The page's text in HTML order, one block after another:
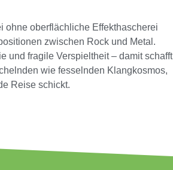
ohne oberflächliche Effekthascherei
zwischen Rock und Metal.
und fragile Verspieltheit – damit schafft
wie fesselnden Klangkosmos,
Reise schickt.